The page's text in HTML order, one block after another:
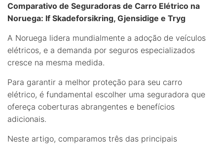
Comparativo de Seguradoras de Carro Elétrico na
Noruega: If Skadeforsikring, Gjensidige e Tryg
A Noruega lidera mundialmente a adoção de veículos
elétricos, e a demanda por seguros especializados
cresce na mesma medida.
Para garantir a melhor proteção para seu carro
elétrico, é fundamental escolher uma seguradora que
ofereça coberturas abrangentes e benefícios
adicionais.
Neste artigo, comparamos três das principais